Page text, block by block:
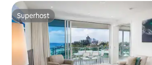
Superhost
Superhost